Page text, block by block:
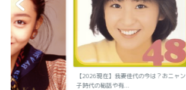
【2026現在】我妻佳代の今は？おニャン
子時代の秘話や有...